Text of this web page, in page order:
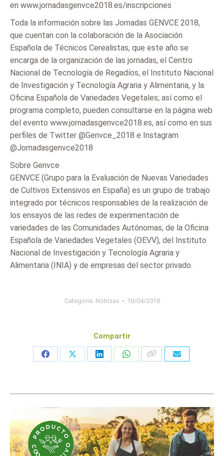
en www.jornadasgenvce2018.es/inscripciones
Toda la información sobre las Jornadas GENVCE 2018,
que cuentan con la colaboración de la Asociación
Española de Técnicos Cerealistas, que este año se
encarga de la organización de las jornadas, el Centro
Nacional de Tecnología de Regadíos, el Instituto Nacional
de Investigación y Tecnología Agraria y Alimentaria, y la
Oficina Española de Variedades Vegetales; así como el
programa completo, pueden consultarse en la página web
del evento www.jornadasgenvce2018.es, así como en sus
perfiles de Twitter @Genvce_2018 e Instagram
@Jornadasgenvce2018
Sobre Genvce
GENVCE (Grupo para la Evaluación de Nuevas Variedades
de Cultivos Extensivos en España) es un grupo de trabajo
integrado por técnicos responsables de la realización de
los ensayos de las redes de experimentación de
variedades de las Comunidades Autónomas, de la Oficina
Española de Variedades Vegetales (OEVV), del Instituto
Nacional de Investigación y Tecnología Agraria y
Alimentaria (INIA) y de empresas del sector privado.
Categoria: Noticias 10/04/2018
Compartir
Share
Share
Share
Share